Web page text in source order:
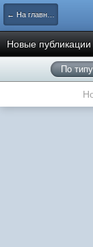
← На главную
Новые публикации
По типу